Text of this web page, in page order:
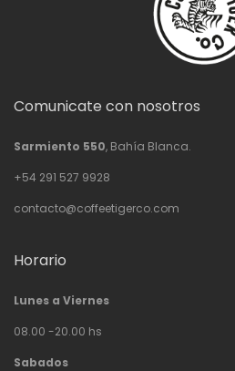
Comunicate con nosotros
Sarmiento 550, Bahía Blanca.
+54 291 527 9928
contacto@coffeetigerco.com
Horario
Lunes a Viernes
08.00 -20.00 hs
Sabados